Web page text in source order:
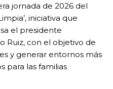
jornada de 2026 del
iniciativa que
el presidente
Ruiz, con el objetivo de
y generar entornos más
para las familias